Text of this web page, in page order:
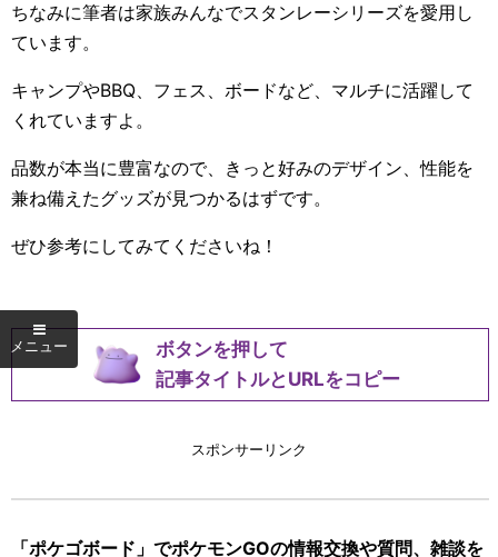
ちなみに筆者は家族みんなでスタンレーシリーズを愛用し
ています。
キャンプやBBQ、フェス、ボードなど、マルチに活躍して
くれていますよ。
品数が本当に豊富なので、きっと好みのデザイン、性能を
兼ね備えたグッズが見つかるはずです。
ぜひ参考にしてみてくださいね！
ボタンを押して
記事タイトルとURLをコピー
スポンサーリンク
「ポケゴボード」でポケモンGOの情報交換や質問、雑談を